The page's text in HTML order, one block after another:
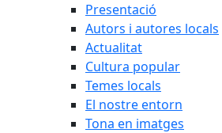
Presentació
Autors i autores locals
Actualitat
Cultura popular
Temes locals
El nostre entorn
Tona en imatges